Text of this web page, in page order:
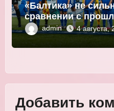
«Балтика» не
сравнении с
Морadmin 4 августа,
Добавить